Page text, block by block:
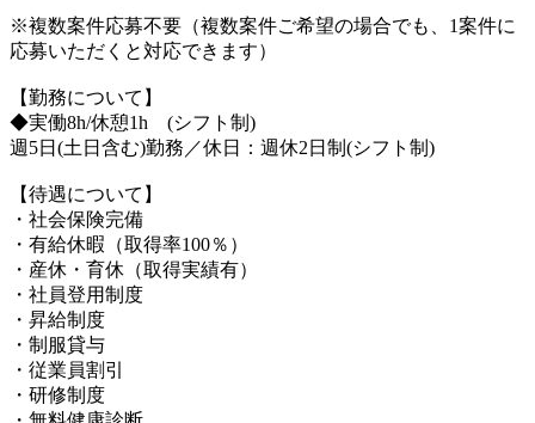
※複数案件応募不要（複数案件ご希望の場合でも、1案件に
応募いただくと対応できます）
【勤務について】
◆実働8h/休憩1h (シフト制)
週5日(土日含む)勤務／休日：週休2日制(シフト制)
【待遇について】
・社会保険完備
・有給休暇（取得率100％）
・産休・育休（取得実績有）
・社員登用制度
・昇給制度
・制服貸与
・従業員割引
・研修制度